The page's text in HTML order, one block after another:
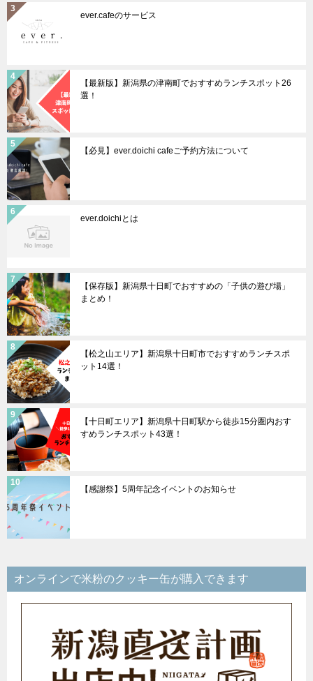
ever.cafeのサービス
【最新版】新潟県の津南町でおすすめランチスポット26
選！
【必見】ever.doichi cafeご予約方法について
ever.doichiとは
【保存版】新潟県十日町でおすすめの「子供の遊び場」
まとめ！
【松之山エリア】新潟県十日町市でおすすめランチスポ
ット14選！
【十日町エリア】新潟県十日町駅から徒歩15分圏内おす
すめランチスポット43選！
【感謝祭】5周年記念イベントのお知らせ
オンラインで米粉のクッキー缶が購入できます